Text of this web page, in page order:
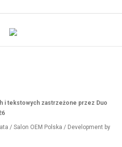
i tekstowych zastrzeżone przez Duo
/ Salon OEM Polska / Development by